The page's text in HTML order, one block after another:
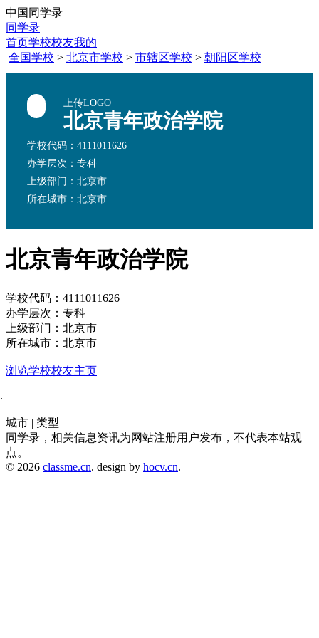
中国同学录
同学录
首页学校校友我的
全国学校 > 北京市学校 > 市辖区学校 > 朝阳区学校
上传LOGO
北京青年政治学院
学校代码：4111011626
办学层次：专科
上级部门：北京市
所在城市：北京市
北京青年政治学院
学校代码：4111011626
办学层次：专科
上级部门：北京市
所在城市：北京市
浏览学校校友主页
城市 | 类型
同学录，相关信息资讯为网站注册用户发布，不代表本站观
点。
© 2026 classme.cn. design by hocv.cn.